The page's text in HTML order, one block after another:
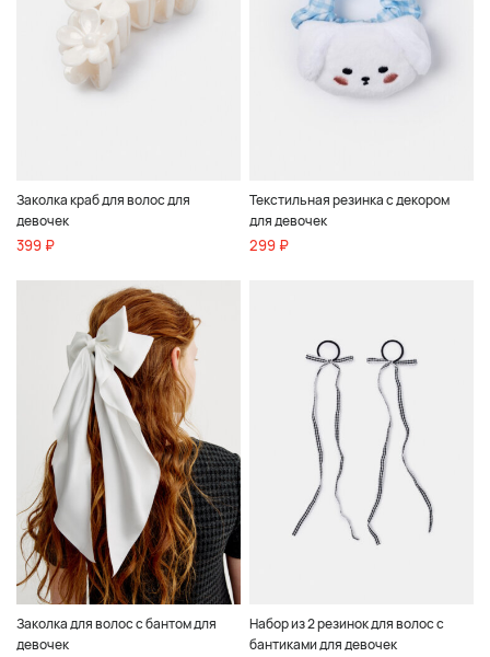
Заколка краб для волос для
девочек
399 ₽
Текстильная резинка с декором
для девочек
299 ₽
Заколка для волос с бантом для
девочек
Набор из 2 резинок для волос с
бантиками для девочек